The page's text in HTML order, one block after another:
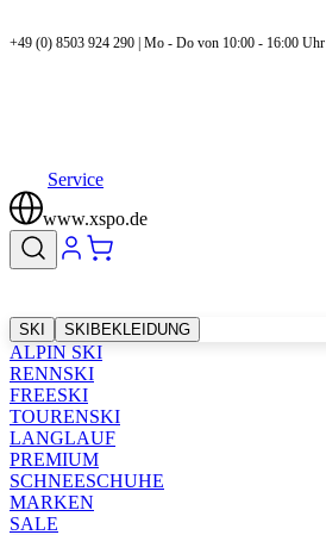
+49 (0) 8503 924 290 | Mo - Do von 10:00 - 16:00 Uhr
Service
www.xspo.de
SKI SKIBEKLEIDUNG
ALPIN SKI
RENNSKI
FREESKI
TOURENSKI
LANGLAUF
PREMIUM
SCHNEESCHUHE
MARKEN
SALE